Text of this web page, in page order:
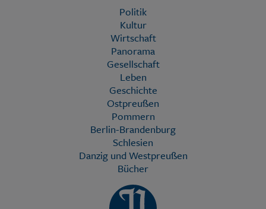
Politik
Kultur
Wirtschaft
Panorama
Gesellschaft
Leben
Geschichte
Ostpreußen
Pommern
Berlin-Brandenburg
Schlesien
Danzig und Westpreußen
Bücher